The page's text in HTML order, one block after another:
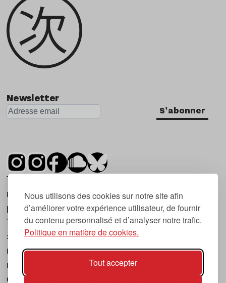
Nous utilisons des cookies sur notre site afin
d’améliorer votre expérience utilisateur, de fournir
du contenu personnalisé et d’analyser notre trafic.
Politique en matière de cookies.
Tout accepter
Newsletter
S'abonner
Tsugi est un mensuel indépendant sur la
musique et les nouvelles tendances, dont la
première parution date de 2007.
Tsugi en japonais signifie « prochain », « suivant
», ce qui correspond à la thématique du
magazine, à l’affût des nouvelles tendances
musicales, qu’elles viennent de la musique
électronique, du rock ou du hip hop, et des